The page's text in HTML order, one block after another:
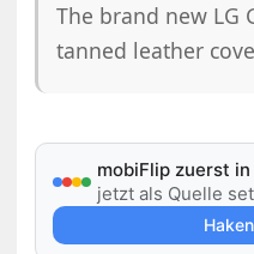
The brand new LG
tanned leather
mobiFlip zuerst
jetzt als Quelle